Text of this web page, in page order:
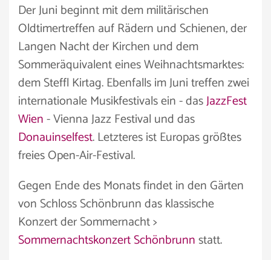
Der Juni beginnt mit dem militärischen
Oldtimertreffen auf Rädern und Schienen, der
Langen Nacht der Kirchen und dem
Sommeräquivalent eines Weihnachtsmarktes:
dem Steffl Kirtag. Ebenfalls im Juni treffen zwei
internationale Musikfestivals ein - dasJazzFest
Wien- Vienna Jazz Festival und das
Donauinselfest. Letzteres ist Europas größtes
freies Open-Air-Festival.
Gegen Ende des Monats findet in den Gärten
von Schloss Schönbrunn das klassische
Konzert der Sommernacht >
Sommernachtskonzert Schönbrunnstatt.